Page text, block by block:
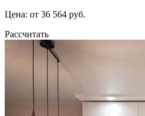
Цена: от 36 564 руб.
Рассчитать